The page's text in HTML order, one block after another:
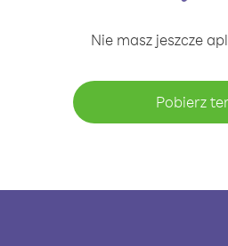
Nie masz jeszcze
Pobierz